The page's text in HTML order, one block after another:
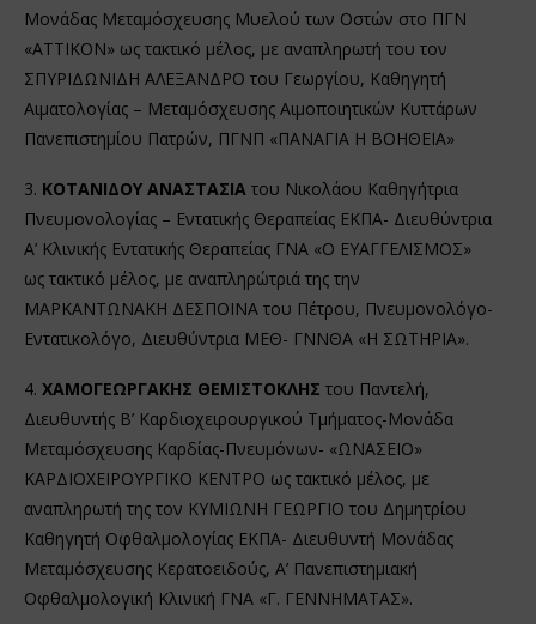
Μονάδας Μεταμόσχευσης Μυελού των Οστών στο ΠΓΝ
«ΑΤΤΙΚΟΝ» ως τακτικό μέλος, με αναπληρωτή του τον
ΣΠΥΡΙΔΩΝΙΔΗ ΑΛΕΞΑΝΔΡΟ του Γεωργίου, Καθηγητή
Αιματολογίας – Μεταμόσχευσης Αιμοποιητικών Κυττάρων
Πανεπιστημίου Πατρών, ΠΓΝΠ «ΠΑΝΑΓΙΑ Η ΒΟΗΘΕΙΑ»
3. ΚΟΤΑΝΙΔΟΥ ΑΝΑΣΤΑΣΙΑ του Νικολάου Καθηγήτρια
Πνευμονολογίας – Εντατικής Θεραπείας ΕΚΠΑ- Διευθύντρια
Α’ Κλινικής Εντατικής Θεραπείας ΓΝΑ «Ο ΕΥΑΓΓΕΛΙΣΜΟΣ»
ως τακτικό μέλος, με αναπληρώτριά της την
ΜΑΡΚΑΝΤΩΝΑΚΗ ΔΕΣΠΟΙΝΑ του Πέτρου, Πνευμονολόγο-
Εντατικολόγο, Διευθύντρια ΜΕΘ- ΓΝΝΘΑ «Η ΣΩΤΗΡΙΑ».
4. ΧΑΜΟΓΕΩΡΓΑΚΗΣ ΘΕΜΙΣΤΟΚΛΗΣ του Παντελή,
Διευθυντής Β’ Καρδιοχειρουργικού Τμήματος-Μονάδα
Μεταμόσχευσης Καρδίας-Πνευμόνων- «ΩΝΑΣΕΙΟ»
ΚΑΡΔΙΟΧΕΙΡΟΥΡΓΙΚΟ ΚΕΝΤΡΟ ως τακτικό μέλος, με
αναπληρωτή της τον ΚΥΜΙΩΝΗ ΓΕΩΡΓΙΟ του Δημητρίου
Καθηγητή Οφθαλμολογίας ΕΚΠΑ- Διευθυντή Μονάδας
Μεταμόσχευσης Κερατοειδούς, Α’ Πανεπιστημιακή
Οφθαλμολογική Κλινική ΓΝΑ «Γ. ΓΕΝΝΗΜΑΤΑΣ».